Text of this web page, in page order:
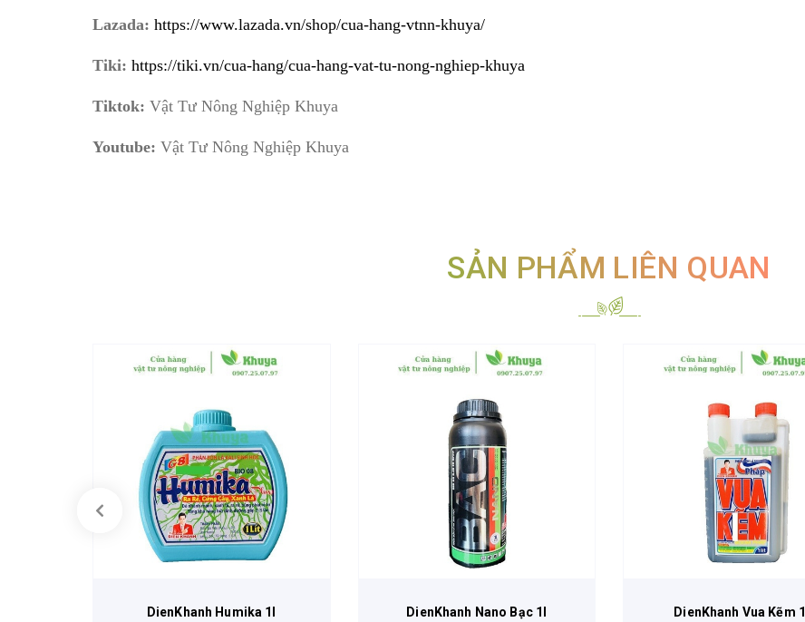
Lazada: https://www.lazada.vn/shop/cua-hang-vtnn-khuya/
Tiki: https://tiki.vn/cua-hang/cua-hang-vat-tu-nong-nghiep-khuya
Tiktok: Vật Tư Nông Nghiệp Khuya
Youtube: Vật Tư Nông Nghiệp Khuya
SẢN PHẨM LIÊN QUAN
DienKhanh Humika 1l DienKhanh Nano Bạc 1l DienKhanh Vua Kẽm 1l